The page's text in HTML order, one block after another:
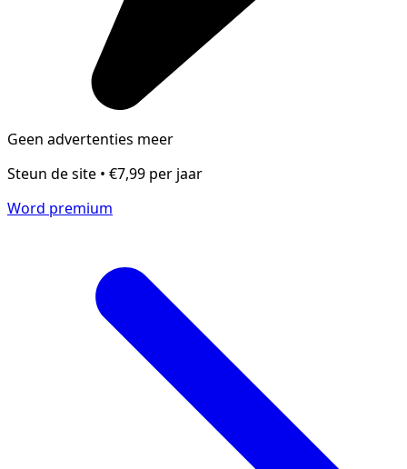
Geen advertenties meer
Steun de site • €7,99 per jaar
Word premium